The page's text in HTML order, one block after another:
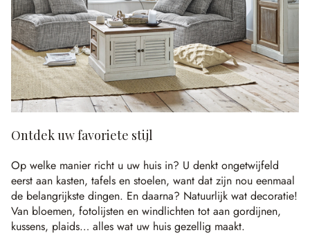
Ontdek uw favoriete stijl
Op welke manier richt u uw huis in? U denkt ongetwijfeld
eerst aan kasten, tafels en stoelen, want dat zijn nou eenmaal
de belangrijkste dingen. En daarna? Natuurlijk wat decoratie!
Van bloemen, fotolijsten en windlichten tot aan gordijnen,
kussens, plaids… alles wat uw huis gezellig maakt.